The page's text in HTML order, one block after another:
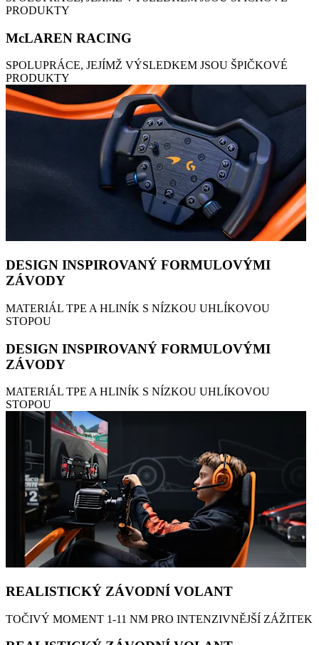
PRODUKTY
McLAREN RACING
SPOLUPRÁCE, JEJÍMŽ VÝSLEDKEM JSOU ŠPIČKOVÉ
PRODUKTY
DESIGN INSPIROVANÝ FORMULOVÝMI
ZÁVODY
MATERIÁL TPE A HLINÍK S NÍZKOU UHLÍKOVOU
STOPOU
DESIGN INSPIROVANÝ FORMULOVÝMI
ZÁVODY
MATERIÁL TPE A HLINÍK S NÍZKOU UHLÍKOVOU
STOPOU
REALISTICKÝ ZÁVODNÍ VOLANT
TOČIVÝ MOMENT 1-11 NM PRO INTENZIVNĚJŠÍ ZÁŽITEK